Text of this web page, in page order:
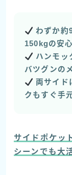
わずか約
150kgの安
ハンモッ
バツグンの
両サイド
クもすぐ手
サイドポケッ
シーンでも大